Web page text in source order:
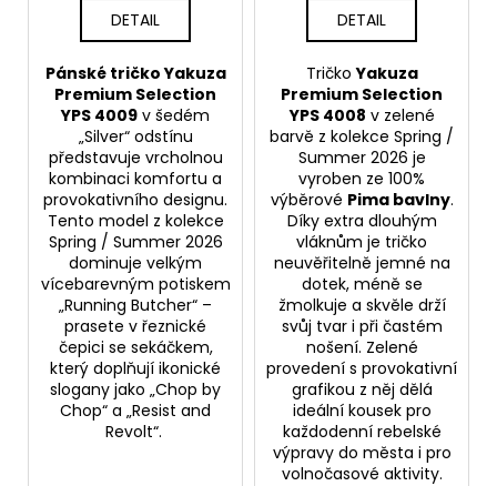
DETAIL
Pánské tričko Yakuza
Premium Selection
YPS 4009 v šedém
„Silver“ odstínu
představuje vrcholnou
kombinaci komfortu a
provokativního designu.
Tento model z kolekce
Spring / Summer 2026
dominuje velkým
vícebarevným potiskem
„Running Butcher“ –
prasete v řeznické
čepici se sekáčkem,
který doplňují ikonické
slogany jako „Chop by
Chop“ a „Resist and
Revolt“.
DETAIL
TričkoYakuza
Premium Selection
YPS 4008 v zelené
barvě z kolekce Spring /
Summer 2026 je
vyroben ze 100%
výběrové Pima bavlny.
Díky extra dlouhým
vláknům je tričko
neuvěřitelně jemné na
dotek, méně se
žmolkuje a skvěle drží
svůj tvar i při častém
nošení. Zelené
provedení s provokativní
grafikou z něj dělá
ideální kousek pro
každodenní rebelské
výpravy do města i pro
volnočasové aktivity.